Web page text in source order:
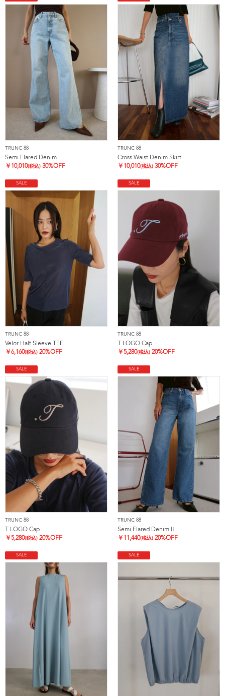
TRUNC 88
Semi Flared Denim
￥ 10,010(税込) 30%OFF
TRUNC 88
Cross Waist Denim Skirt
￥ 10,010(税込) 30%OFF
SALE
TRUNC 88
Velor Half Sleeve TEE
￥6,160(税込) 20%OFF
SALE
TRUNC 88
T LOGO Cap
￥5,280(税込) 20%OFF
SALE
TRUNC 88
T LOGO Cap
￥5,280(税込) 20%OFF
SALE
TRUNC 88
Semi Flared DenimⅡ
￥ 11,440(税込) 20%OFF
SALE SALE